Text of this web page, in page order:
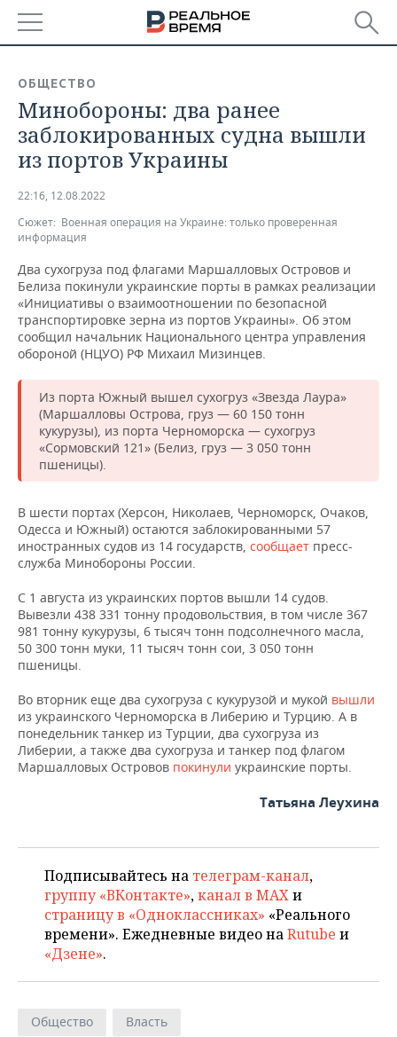
БАШКОРТОСТАН
ТАТАРСТАН
НОВОСТИ
АНАЛИТИКА
ДЕКЛАРАЦИИ О ДОХОДАХ
КОРОЛИ ГОСЗАКАЗА ПФО
ВУЗЫ ТАТАРСТАНА
КОМУ ПРИНАДЛЕЖАТ
ТОРГОВЫЕ ЦЕНТРЫ
ТАТАРСТАНА
НОВОСТИ ЭКОНОМИКИ
ФИНАНСЫ
БАНКИ
БЮДЖЕТ
ИНВЕСТИЦИИ
ПРОМЫШЛЕННОСТЬ
НОВОСТИ
ПРОМЫШЛЕННОСТИ
АГРОПРОМ
МАШИНОСТРОЕНИЕ
НЕФТЕХИМИЯ
НЕФТЬ
ОПК
ЭНЕРГЕТИКА
НЕДВИЖИМОСТЬ
НОВОСТИ НЕДВИЖИМОСТИ
АВТО
НОВОСТИ АВТО
БИЗНЕС
НОВОСТИ БИЗНЕСА
РОЗНИЧНАЯ ТОРГОВЛЯ
ТРАНСПОРТ
УСЛУГИ
ТЕХНОЛОГИИ
НОВОСТИ ТЕХНОЛОГИЙ
МЕДИА
ТЕЛЕКОММУНИКАЦИИ
МЕРОПРИЯТИЯ
НОВОСТИ МЕРОПРИЯТИЙ
ВЫЕЗДНАЯ РЕДАКЦИЯ
БИЗНЕС-БРАНЧИ
ONLINE-КОНФЕРЕНЦИИ
ОТКРЫТАЯ ЛЕКЦИЯ
СПОРТ
НОВОСТИ СПОРТА
ФУТБОЛ
ХОККЕЙ
БАСКЕТБОЛ
ВОЛЕЙБОЛ
КИБЕРСПОРТ
ФИГУРНОЕ КАТАНИЕ
ОБЩЕСТВО
НОВОСТИ ОБЩЕСТВА
ВЛАСТЬ
ИНФРАСТРУКТУРА
ИСТОРИЯ
КУЛЬТУРА
МЕДИЦИНА
ФОТОГАЛЕРЕЯ
СЮЖЕТЫ
СПРАВОЧНИК
СПИСОК ПЕРСОН
СПИСОК КОМПАНИЙ
ПОЛНАЯ ВЕРСИЯ
ОБЩЕСТВО
Минобороны: два ранее
заблокированных судна вышли
из портов Украины
22:16, 12.08.2022
Сюжет: Военная операция на Украине: только проверенная
информация
Два сухогруза под флагами Маршалловых Островов и
Белиза покинули украинские порты в рамках реализации
«Инициативы о взаимоотношении по безопасной
транспортировке зерна из портов Украины». Об этом
сообщил начальник Национального центра управления
обороной (НЦУО) РФ Михаил Мизинцев.
Из порта Южный вышел сухогруз «Звезда Лаура»
(Маршалловы Острова, груз — 60 150 тонн
кукурузы), из порта Черноморска — сухогруз
«Сормовский 121» (Белиз, груз — 3 050 тонн
пшеницы).
В шести портах (Херсон, Николаев, Черноморск, Очаков,
Одесса и Южный) остаются заблокированными 57
иностранных судов из 14 государств, сообщает пресс-
служба Минобороны России.
С 1 августа из украинских портов вышли 14 судов.
Вывезли 438 331 тонну продовольствия, в том числе 367
981 тонну кукурузы, 6 тысяч тонн подсолнечного масла,
50 300 тонн муки, 11 тысяч тонн сои, 3 050 тонн
пшеницы.
Во вторник еще два сухогруза с кукурузой и мукой вышли
из украинского Черноморска в Либерию и Турцию. А в
понедельник танкер из Турции, два сухогруза из
Либерии, а также два сухогруза и танкер под флагом
Маршалловых Островов покинули украинские порты.
Татьяна Леухина
Подписывайтесь на телеграм-канал,
группу «ВКонтакте»,канал в MAXи
страницу в «Одноклассниках» «Реального
времени». Ежедневные видео наRutube и
«Дзене».
Общество Власть